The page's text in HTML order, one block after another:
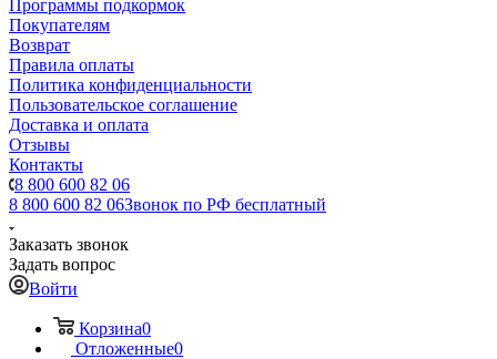
Программы подкормок
Покупателям
Возврат
Правила оплаты
Политика конфиденциальности
Пользовательское соглашение
Доставка и оплата
Отзывы
Контакты
8 800 600 82 06
8 800 600 82 06Звонок по РФ бесплатный
Заказать звонок
Задать вопрос
Войти
Корзина0
Отложенные0